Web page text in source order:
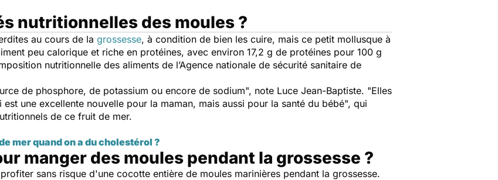
nutritionnelles des moules ?
au cours de la grossesse, à condition de bien les cuire, mais ce petit mollusque à
peu calorique et riche en protéines, avec environ 17,2 g de protéines pour 100 g
nutritionnelle des aliments de l’Agence nationale de sécurité sanitaire de
de phosphore, de potassium ou encore de sodium", note Luce Jean-Baptiste. "Elles
une excellente nouvelle pour la maman, mais aussi pour la santé du bébé", qui
de ce fruit de mer.
mer quand on a du cholestérol ?
manger des moules pendant la grossesse ?
sans risque d'une cocotte entière de moules marinières pendant la grossesse.